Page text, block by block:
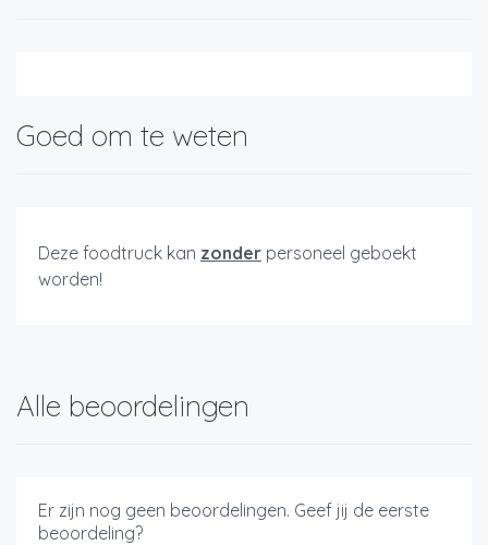
Goed om te weten
Deze foodtruck kan zonder personeel geboekt
worden!
Alle beoordelingen
Er zijn nog geen beoordelingen. Geef jij de eerste
beoordeling?